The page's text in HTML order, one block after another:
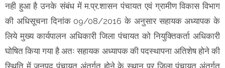
नही हुआ है उनके संबंध में म.प्र.शासन पंचायत एवं ग्रामीण विकास विभाग
की अधिसूचना दिनांक 09/08/2016 के अनुसार सहायक अध्यापक के
लिये मुख्य कार्यपालन अधिकारी जिला पंचायत को नियुक्तिकर्ता अधिकारी
घोषित किया गया है अतः सहायक अध्यापक की पदस्थापना अतिशेष होने की
स्थिति में जनपद पंचायत अंतर्गत होने के स्थान पर जिला पंचायत अंतर्गत